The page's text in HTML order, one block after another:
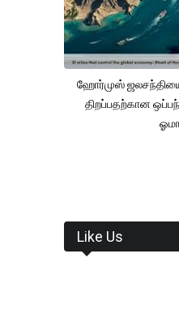
ஹோர்முஸ்
திறப்பதற்கான
Like Us